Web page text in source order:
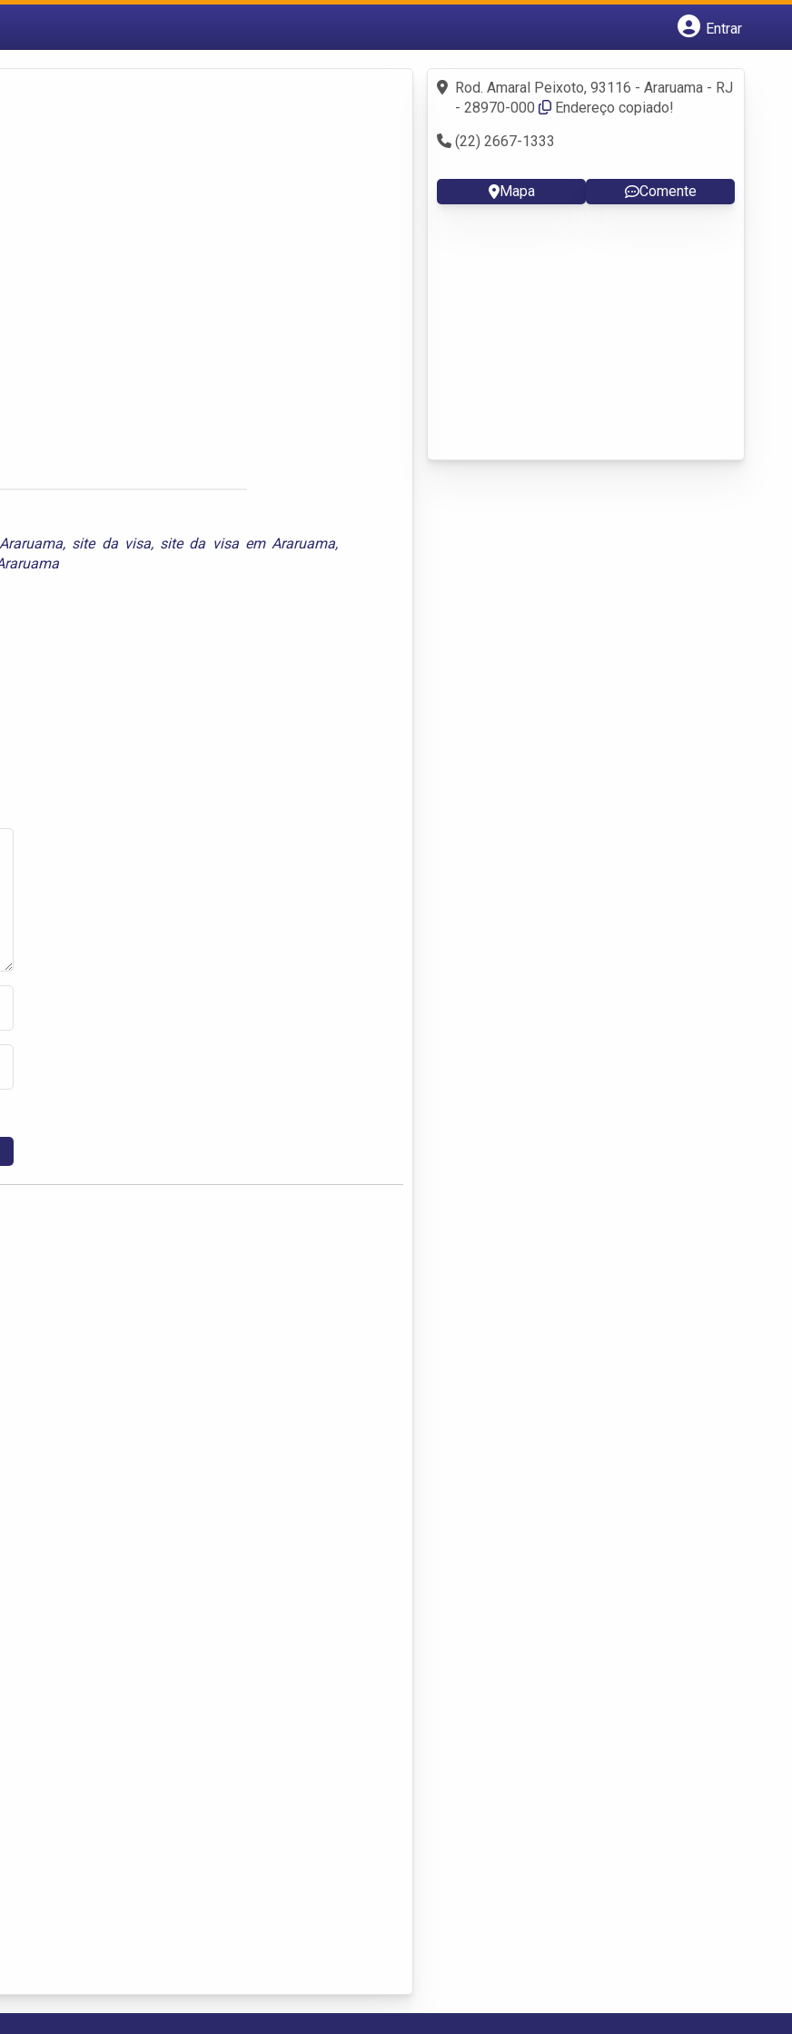
Entrar
Fazer login
Criar conta
, site da visa, site da visa em Araruama,
Rod. Amaral Peixoto, 93116 - Araruama - RJ
- 28970-000
Endereço copiado!
(22) 2667-1333
Mapa Comente